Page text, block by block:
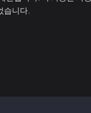
습니다.